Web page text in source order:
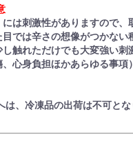
は刺激性がありますので、
では辛さの想像がつかな
触れただけでも大変強い刺
心身負担ほかあらゆる事項
、冷凍品の出荷は不可とな